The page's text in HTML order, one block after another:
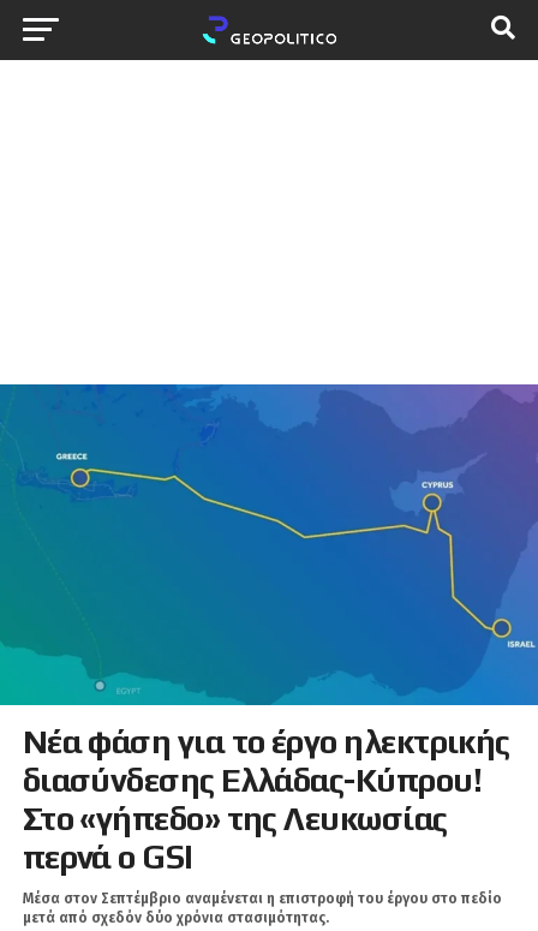
Νέα φάση για το έργο ηλεκτρικής
διασύνδεσης Ελλάδας-Κύπρου!
Στο «γήπεδο» της Λευκωσίας
περνά ο GSI
Μέσα στον Σεπτέμβριο αναμένεται η επιστροφή του έργου στο πεδίο
μετά από σχεδόν δύο χρόνια στασιμότητας.